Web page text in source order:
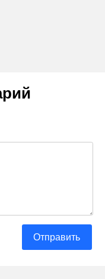
Отправить